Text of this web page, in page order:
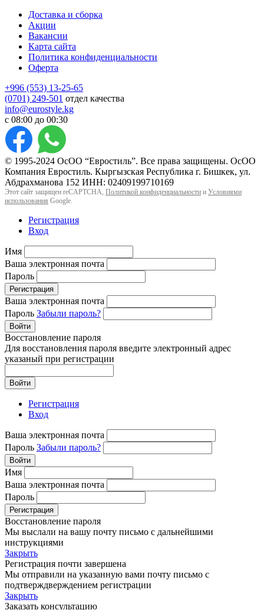
Доставка и сборка
Акции
Вакансии
Карта сайта
Политика конфиденциальности
Оферта
+996 (553) 13-25-65
(0701) 249-501 отдел качества
info@eurostyle.kg
с 08:00 до 00:30
© 1995-2024 ОсОО “Евростиль”. Все права защищены. ОсОО
Компания Евростиль. Кыргызская Республика г. Бишкек, ул.
Абдрахманова 152 ИНН: 02409199710169
Этот сайт защищен reCAPTCHA, Политикой конфиденциальности и Условиями
использования Google.
Регистрация
Вход
Имя
Ваша электронная почта
Пароль
Регистрация
Ваша электронная почта
Пароль Забыли пароль?
Войти
Восстановление пароля
Для восстановления пароля введите электронный адрес
указаный при регистрации
Войти
Регистрация
Вход
Ваша электронная почта
Пароль Забыли пароль?
Войти
Имя
Ваша электронная почта
Пароль
Регистрация
Восстановление пароля
Мы выслали на вашу почту письмо с дальнейшими
инструкциями
Закрыть
Регистрация почти завершена
Мы отправили на указанную вами почту письмо с
подтверждверждением регистрации
Закрыть
Заказать консультацию